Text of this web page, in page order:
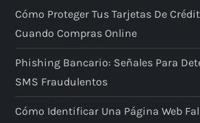
Cómo Proteger Tus Tarjetas De
Cuando Compras Online
Phishing Bancario: Señales Para
SMS Fraudulentos
Cómo Identificar Una Página Web